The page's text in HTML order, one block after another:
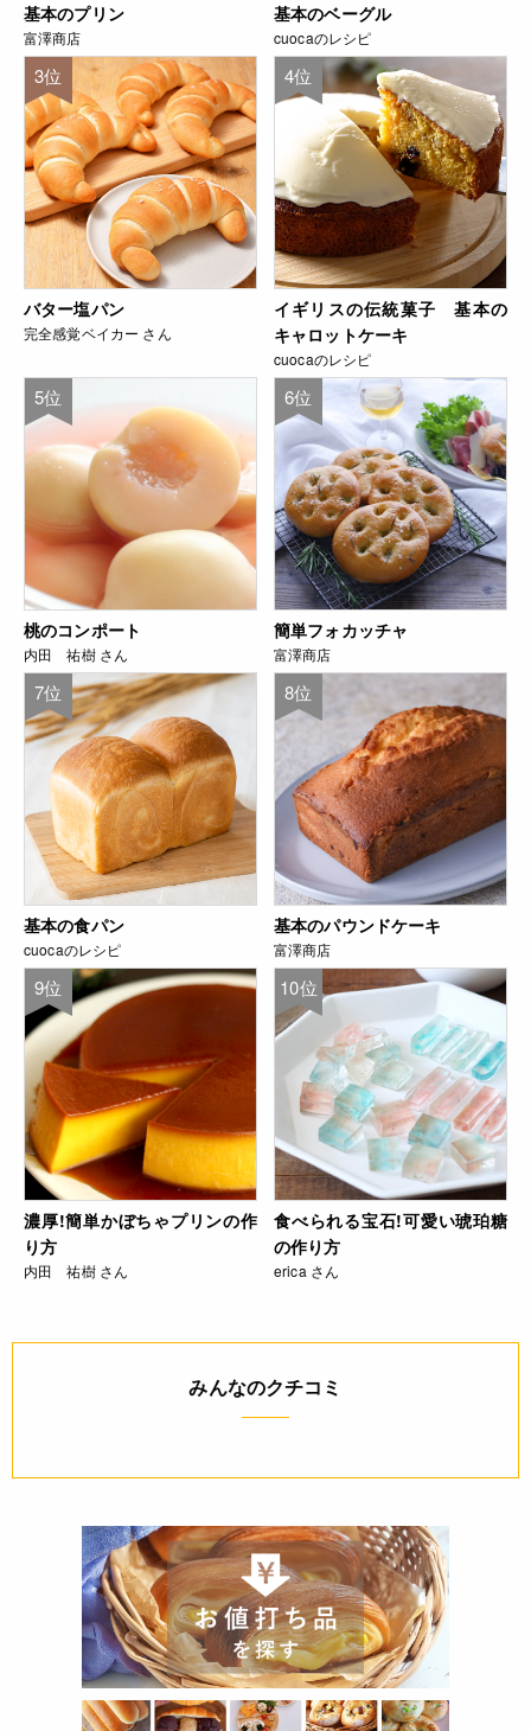
基本のプリン
富澤商店
基本のベーグル
cuocaのレシピ
3位
バター塩パン
完全感覚ベイカー さん
4位
イギリスの伝統菓子 基本の
キャロットケーキ
cuocaのレシピ
5位
桃のコンポート
内田 祐樹 さん
6位
簡単フォカッチャ
富澤商店
7位
基本の食パン
cuocaのレシピ
8位
基本のパウンドケーキ
富澤商店
9位
濃厚!簡単かぼちゃプリンの作
り方
内田 祐樹 さん
10位
食べられる宝石!可愛い琥珀糖
の作り方
erica さん
みんなのクチコミ